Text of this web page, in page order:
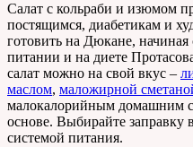
Салат с кольраби и изюмом
постящимся, диабетикам и
готовить на Дюкане, начиная
питании и на диете
салат можно на свой вкус –
маслом, маложирной
малокалорийным домашним
основе. Выбирайте заправку
системой питания.